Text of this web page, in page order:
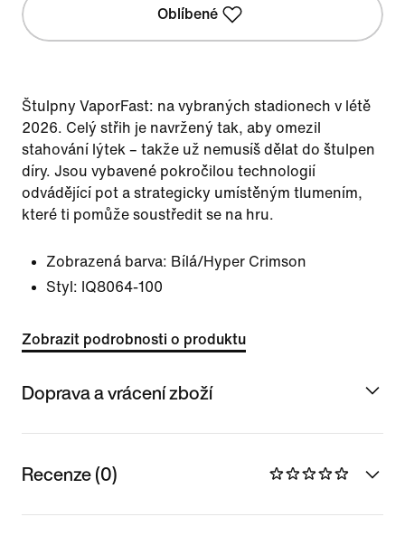
Oblíbené
Štulpny VaporFast: na vybraných stadionech v létě
2026. Celý střih je navržený tak, aby omezil
stahování lýtek – takže už nemusíš dělat do štulpen
díry. Jsou vybavené pokročilou technologií
odvádějící pot a strategicky umístěným tlumením,
které ti pomůže soustředit se na hru.
Zobrazená barva: Bílá/Hyper Crimson
Styl: IQ8064-100
Zobrazit podrobnosti o produktu
Doprava a vrácení zboží
Recenze (0)